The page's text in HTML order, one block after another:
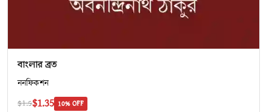
বাংলার ব্রত
ননফিকশন
$1.5$1.35 10% OFF